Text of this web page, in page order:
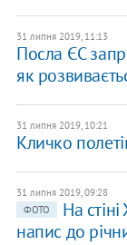
31 липня 2019, 11:13
Посла ЄС
як
31 липня 2019, 10:21
Кличко
31 липня 2019, 09:28
ФОТО
На
напис до